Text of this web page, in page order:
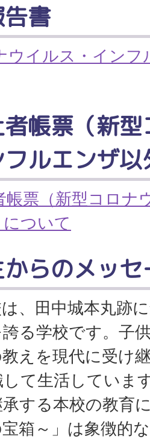
書
ウイルス・インフ
帳票（新
ルエンザ以
帳票（新型コロナ
ついて
らのメッセ
、田中城本丸跡
る学校です。子
教えを現代に受け
て生活していま
する本校の教育
箱～」は象徴的